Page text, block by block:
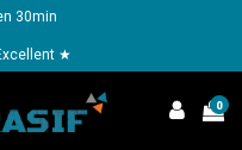
30min
★
0